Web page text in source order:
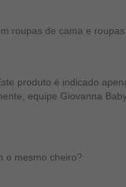
roupas de cama e
produto é indicado
equipe Giovanna
o mesmo cheiro?